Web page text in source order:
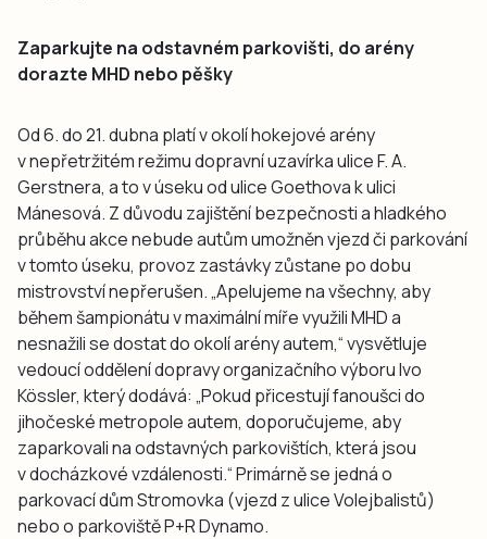
Zaparkujte na odstavném parkovišti, do arény
dorazte MHD nebo pěšky
Od 6. do 21. dubna platí v okolí hokejové arény
v nepřetržitém režimu dopravní uzavírka ulice F. A.
Gerstnera, a to v úseku od ulice Goethova k ulici
Mánesová. Z důvodu zajištění bezpečnosti a hladkého
průběhu akce nebude autům umožněn vjezd či parkování
v tomto úseku, provoz zastávky zůstane po dobu
mistrovství nepřerušen. „Apelujeme na všechny, aby
během šampionátu v maximální míře využili MHD a
nesnažili se dostat do okolí arény autem,“ vysvětluje
vedoucí oddělení dopravy organizačního výboru Ivo
Kössler, který dodává: „Pokud přicestují fanoušci do
jihočeské metropole autem, doporučujeme, aby
zaparkovali na odstavných parkovištích, která jsou
v docházkové vzdálenosti.“ Primárně se jedná o
parkovací dům Stromovka (vjezd z ulice Volejbalistů)
nebo o parkoviště P+R Dynamo.